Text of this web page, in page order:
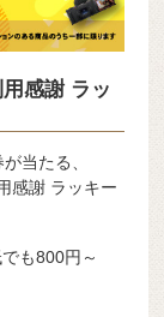
感謝 ラッ
当たる、
感謝 ラッキー
も800円～